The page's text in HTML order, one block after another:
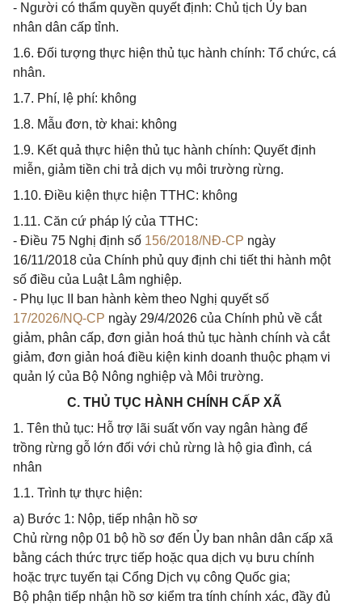
- Người có thẩm quyền quyết định: Chủ tịch Ủy ban
nhân dân cấp tỉnh.
1.6. Đối tượng thực hiện thủ tục hành chính: Tổ chức, cá
nhân.
1.7. Phí, lệ phí: không
1.8. Mẫu đơn, tờ khai: không
1.9. Kết quả thực hiện thủ tục hành chính: Quyết định
miễn, giảm tiền chi trả dịch vụ môi trường rừng.
1.10. Điều kiện thực hiện TTHC: không
1.11. Căn cứ pháp lý của TTHC:
- Điều 75 Nghị định số 156/2018/NĐ-CP ngày
16/11/2018 của Chính phủ quy định chi tiết thi hành một
số điều của Luật Lâm nghiệp.
- Phụ lục II ban hành kèm theo Nghị quyết số
17/2026/NQ-CP ngày 29/4/2026 của Chính phủ về cắt
giảm, phân cấp, đơn giản hoá thủ tục hành chính và cắt
giảm, đơn giản hoá điều kiện kinh doanh thuộc phạm vi
quản lý của Bộ Nông nghiệp và Môi trường.
C. THỦ TỤC HÀNH CHÍNH CẤP XÃ
1. Tên thủ tục: Hỗ trợ lãi suất vốn vay ngân hàng để
trồng rừng gỗ lớn đối với chủ rừng là hộ gia đình, cá
nhân
1.1. Trình tự thực hiện:
a) Bước 1: Nộp, tiếp nhận hồ sơ
Chủ rừng nộp 01 bộ hồ sơ đến Ủy ban nhân dân cấp xã
bằng cách thức trực tiếp hoặc qua dịch vụ bưu chính
hoặc trực tuyến tại Cổng Dịch vụ công Quốc gia;
Bộ phận tiếp nhận hồ sơ kiểm tra tính chính xác, đầy đủ